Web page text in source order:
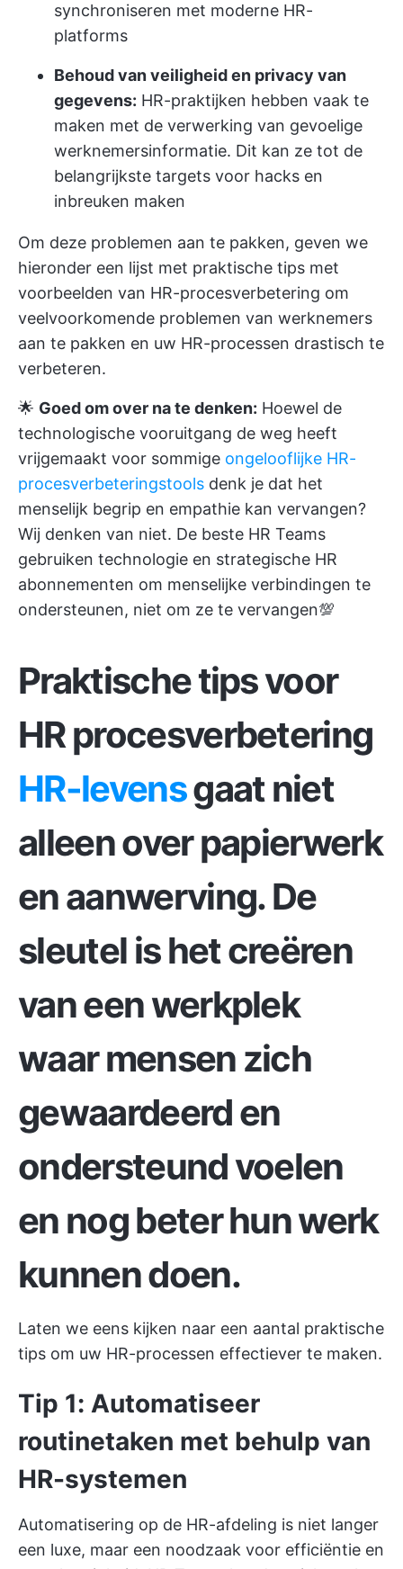
synchroniseren met moderne HR-
platforms
Behoud van veiligheid en privacy van
gegevens: HR-praktijken hebben vaak te
maken met de verwerking van gevoelige
werknemersinformatie. Dit kan ze tot de
belangrijkste targets voor hacks en
inbreuken maken
Om deze problemen aan te pakken, geven we
hieronder een lijst met praktische tips met
voorbeelden van HR-procesverbetering om
veelvoorkomende problemen van werknemers
aan te pakken en uw HR-processen drastisch te
verbeteren.
🌟 Goed om over na te denken: Hoewel de
technologische vooruitgang de weg heeft
vrijgemaakt voor sommige ongelooflijke HR-
procesverbeteringstools denk je dat het
menselijk begrip en empathie kan vervangen?
Wij denken van niet. De beste HR Teams
gebruiken technologie en strategische HR
abonnementen om menselijke verbindingen te
ondersteunen, niet om ze te vervangen💯
Praktische tips voor
HR procesverbetering
HR-levensgaat niet
alleen over papierwerk
en aanwerving. De
sleutel is het creëren
van een werkplek
waar mensen zich
gewaardeerd en
ondersteund voelen
en nog beter hun werk
kunnen doen.
Laten we eens kijken naar een aantal praktische
tips om uw HR-processen effectiever te maken.
Tip 1: Automatiseer
routinetaken met behulp van
HR-systemen
Automatisering op de HR-afdeling is niet langer
een luxe, maar een noodzaak voor efficiëntie en